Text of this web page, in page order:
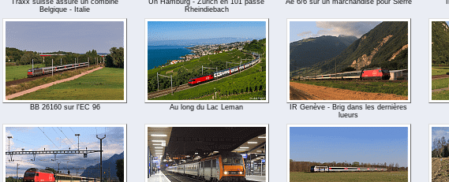
Traxx suisse assure un combiné
Belgique - Italie
Un Hamburg - Zürich en 101 passe
Rheindiebach
Ae 6/6 sur un marchandise pour Sierre
BB 26160 sur l'EC 96 Au long du Lac Leman
IR Genève - Brig dans les dernières
lueurs